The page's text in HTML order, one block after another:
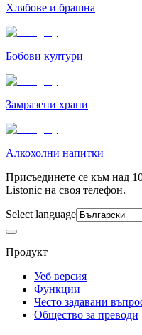
Хлябове и брашна
Бобови култури
Замразени храни
Алкохолни напитки
Присъединете се към над
Listonic на своя телефон.
Select language
Продукт
Уеб версия
Функции
Често задавани
Общество за преводи